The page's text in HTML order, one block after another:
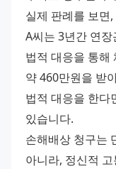
실제 판례를 보면
A씨는 3년간 연
법적 대응을 통해
약 460만원을 받
법적 대응을 한다
있습니다.
손해배상 청구는
아니라, 정신적